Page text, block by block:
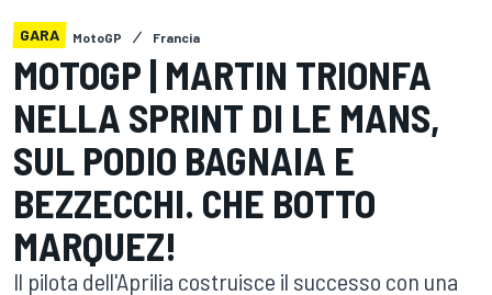
GARA MotoGP Francia
MOTOGP | MARTIN TRIONFA
NELLA SPRINT DI LE MANS,
SUL PODIO BAGNAIA E
BEZZECCHI. CHE BOTTO
MARQUEZ!
Il pilota dell'Aprilia costruisce il successo con una